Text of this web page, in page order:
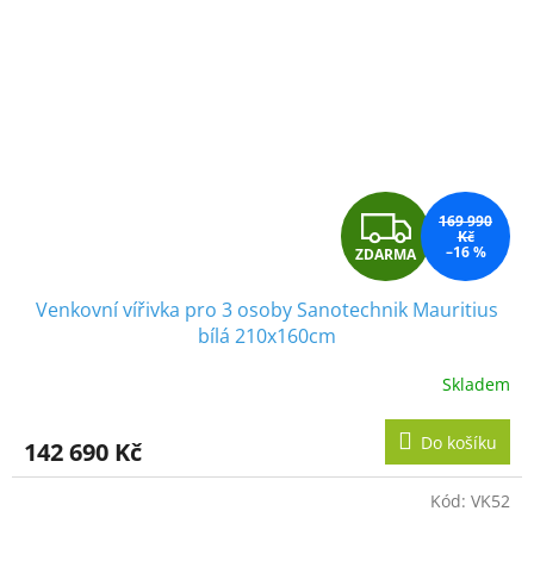
Z
D
A
R
M
A
ZDARMA
169 990
Kč
–16 %
Venkovní vířivka pro 3 osoby Sanotechnik Mauritius
bílá 210x160cm
Skladem
142 690 Kč Do košíku
Kód: VK52